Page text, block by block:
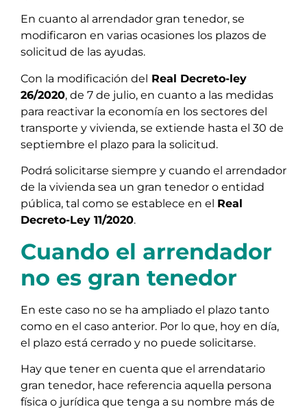
En cuanto al arrendador gran tenedor, se
modificaron en varias ocasiones los plazos de
solicitud de las ayudas.
Con la modificación del Real Decreto-ley
26/2020, de 7 de julio, en cuanto a las medidas
para reactivar la economía en los sectores del
transporte y vivienda, se extiende hasta el 30 de
septiembre el plazo para la solicitud.
Podrá solicitarse siempre y cuando el arrendador
de la vivienda sea un gran tenedor o entidad
pública, tal como se establece en el Real
Decreto-Ley 11/2020.
Cuando el arrendador
no es gran tenedor
En este caso no se ha ampliado el plazo tanto
como en el caso anterior. Por lo que, hoy en día,
el plazo está cerrado y no puede solicitarse.
Hay que tener en cuenta que el arrendatario
gran tenedor, hace referencia aquella persona
física o jurídica que tenga a su nombre más de